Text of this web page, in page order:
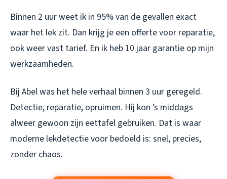
Binnen 2 uur weet ik in 95% van de gevallen exact
waar het lek zit. Dan krijg je een offerte voor reparatie,
ook weer vast tarief. En ik heb 10 jaar garantie op mijn
werkzaamheden.
Bij Abel was het hele verhaal binnen 3 uur geregeld.
Detectie, reparatie, opruimen. Hij kon ’s middags
alweer gewoon zijn eettafel gebruiken. Dat is waar
moderne lekdetectie voor bedoeld is: snel, precies,
zonder chaos.